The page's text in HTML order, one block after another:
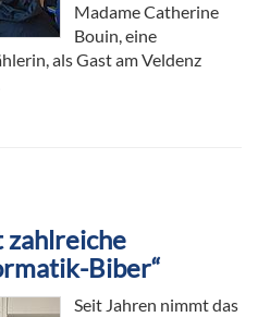
Madame Catherine
Bouin, eine
als Gast am Veldenz
zahlreiche
Biber“
Seit Jahren nimmt das